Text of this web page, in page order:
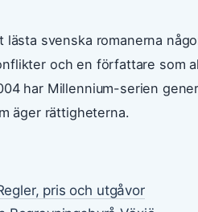
svenska romanerna
och en författare som
har Millennium-serien
äger rättigheterna.
pris och utgåvor